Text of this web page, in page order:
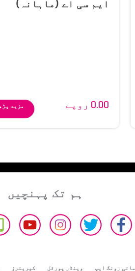
ایم سی اے (ماہانہ)
0.00 روپے مزید
ہم تک پہنچیں
مائی زونگ ایپ وینڈر پورٹل کیریئرز